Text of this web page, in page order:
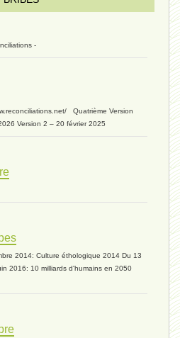
-
Quatrième Version
Version 2 – 20 février 2025
2014: Culture éthologique 2014 Du 13
2016: 10 milliards d'humains en 2050